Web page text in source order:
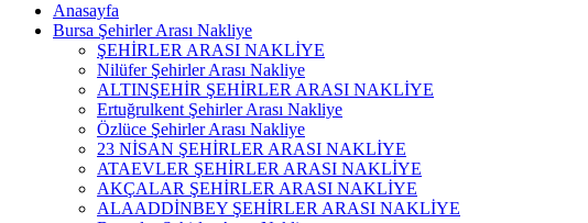
Anasayfa
Bursa Şehirler Arası Nakliye
ŞEHİRLER ARASI NAKLİYE
Nilüfer Şehirler Arası Nakliye
ALTINŞEHİR ŞEHİRLER ARASI NAKLİYE
Ertuğrulkent Şehirler Arası Nakliye
Özlüce Şehirler Arası Nakliye
23 NİSAN ŞEHİRLER ARASI NAKLİYE
ATAEVLER ŞEHİRLER ARASI NAKLİYE
AKÇALAR ŞEHİRLER ARASI NAKLİYE
ALAADDİNBEY ŞEHİRLER ARASI NAKLİYE